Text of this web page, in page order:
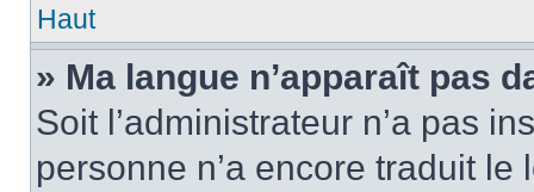
Haut
» Ma langue n’apparaît pas
Soit l’administrateur n’a pas
personne n’a encore traduit